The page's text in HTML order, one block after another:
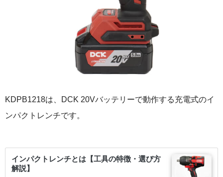
KDPB1218は、DCK 20Vバッテリーで動作する充電式のイ
ンパクトレンチです。